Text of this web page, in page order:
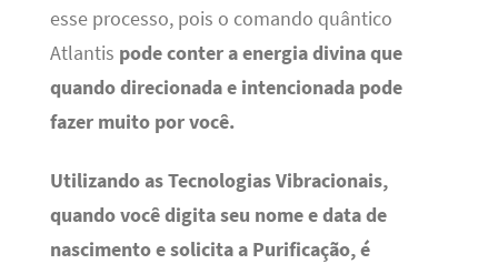
esse processo, pois o comando quântico
Atlantis pode conter a energia divina que
quando direcionada e intencionada pode
fazer muito por você.
Utilizando as Tecnologias Vibracionais,
quando você digita seu nome e data de
nascimento e solicita a Purificação, é